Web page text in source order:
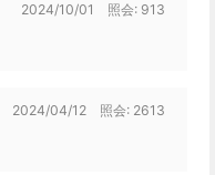
2024/10/01 照会: 913
2024/04/12 照会: 2613